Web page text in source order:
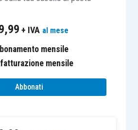
collocazione in altre voci
delle immobilizzazioni
di una categoria di
+ IVA al mese
mensile
mensile
Abbonati